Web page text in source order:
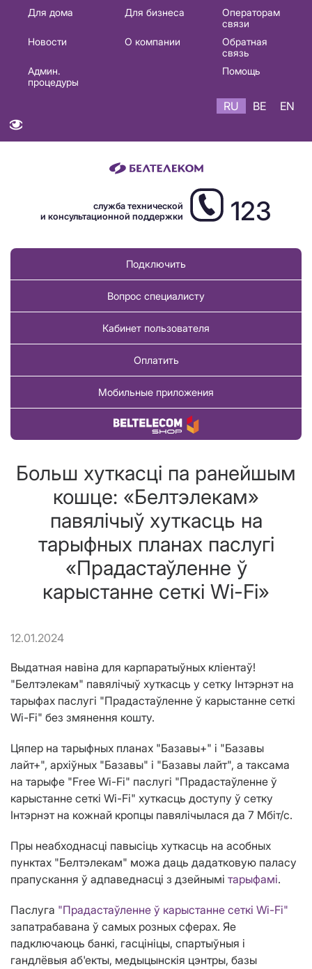
Основная
навигация
Для дома Для бизнеса
Операторам
связи
Новости
О компании
Обратная
связь
Админ.
процедуры
Помощь
RU BE EN
служба технической
и консультационной поддержки
123
Подключить
Вопрос специалисту
Кабинет пользователя
Оплатить
Мобильные приложения
Купить товар
Больш хуткасці па ранейшым
кошце: «Белтэлекам»
павялічыў хуткасць на
тарыфных планах паслугі
«Прадастаўленне ў
карыстанне сеткі Wi-Fi»
12.01.2024
Выдатная навіна для карпаратыўных кліентаў!
"Белтэлекам" павялічыў хуткасць у сетку Інтэрнэт на
тарыфах паслугі "Прадастаўленне ў карыстанне сеткі
Wi-Fi" без змянення кошту.
Цяпер на тарыфных планах "Базавы+" і "Базавы
лайт+", архіўных "Базавы" і "Базавы лайт", а таксама
на тарыфе "Free Wi-Fi" паслугі "Прадастаўленне ў
карыстанне сеткі Wi-Fi" хуткасць доступу ў сетку
Інтэрнэт на кожнай кропцы павялічылася да 7 Мбіт/с.
Пры неабходнасці павысіць хуткасць на асобных
пунктах "Белтэлекам" можа даць дадатковую паласу
прапускання ў адпаведнасці з дзейнымі тарыфамі.
Паслуга "Прадастаўленне ў карыстанне сеткі Wi-Fi"
запатрабавана ў самых розных сферах. Яе
падключаюць банкі, гасцініцы, спартыўныя і
гандлёвыя аб'екты, медыцынскія цэнтры, базы